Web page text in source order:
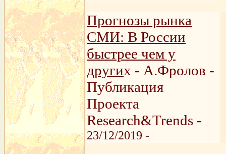
Прогнозы рынка
СМИ: В России
быстрее чем у
других - А.Фролов -
Публикация
Проекта
Research&Trends -
23/12/2019 -